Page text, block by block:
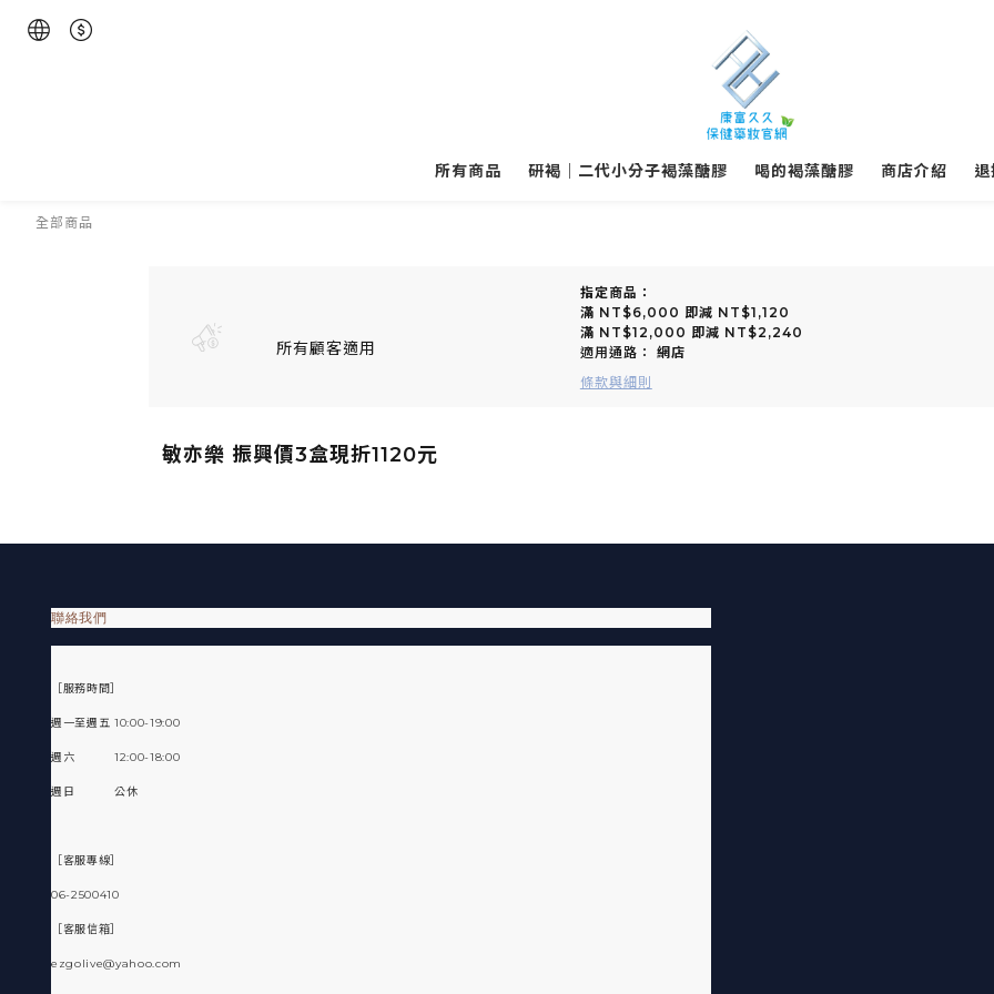
所有商品 研褐｜二代小分子褐藻醣膠 喝的褐藻醣膠 商店介紹
全部商品
所有顧客適用
指定商品：
滿 NT$6,000 即減 NT$1,120
滿 NT$12,000 即減 NT$2,240
適用通路： 網店
條款與細則
敏亦樂 振興價3盒現折1120元
聯絡我們
［服務時間］
週一至週五 10:00-19:00
週六 12:00-18:00
週日 公休
［客服專線］
06-2500410
［客服信箱］
ezgolive@yahoo.com